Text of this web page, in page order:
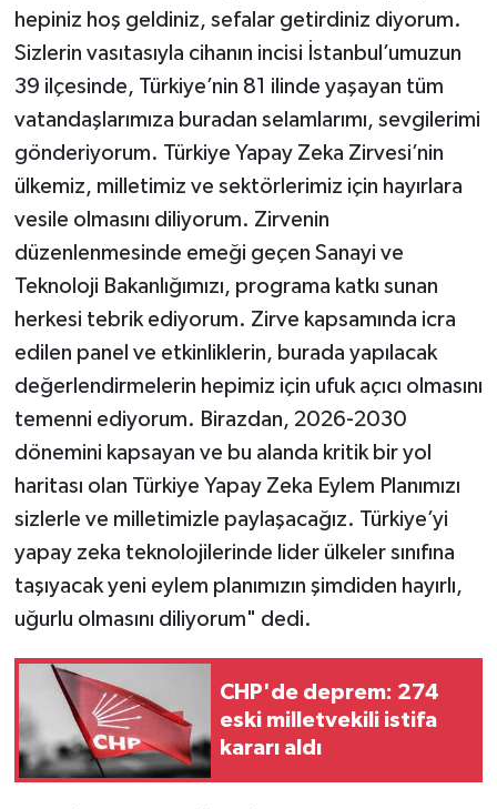
hepiniz hoş geldiniz, sefalar getirdiniz diyorum.
Sizlerin vasıtasıyla cihanın incisi İstanbul’umuzun
39 ilçesinde, Türkiye’nin 81 ilinde yaşayan tüm
vatandaşlarımıza buradan selamlarımı, sevgilerimi
gönderiyorum. Türkiye Yapay Zeka Zirvesi’nin
ülkemiz, milletimiz ve sektörlerimiz için hayırlara
vesile olmasını diliyorum. Zirvenin
düzenlenmesinde emeği geçen Sanayi ve
Teknoloji Bakanlığımızı, programa katkı sunan
herkesi tebrik ediyorum. Zirve kapsamında icra
edilen panel ve etkinliklerin, burada yapılacak
değerlendirmelerin hepimiz için ufuk açıcı olmasını
temenni ediyorum. Birazdan, 2026-2030
dönemini kapsayan ve bu alanda kritik bir yol
haritası olan Türkiye Yapay Zeka Eylem Planımızı
sizlerle ve milletimizle paylaşacağız. Türkiye’yi
yapay zeka teknolojilerinde lider ülkeler sınıfına
taşıyacak yeni eylem planımızın şimdiden hayırlı,
uğurlu olmasını diliyorum" dedi.
CHP'de deprem: 274
eski milletvekili istifa
kararı aldı